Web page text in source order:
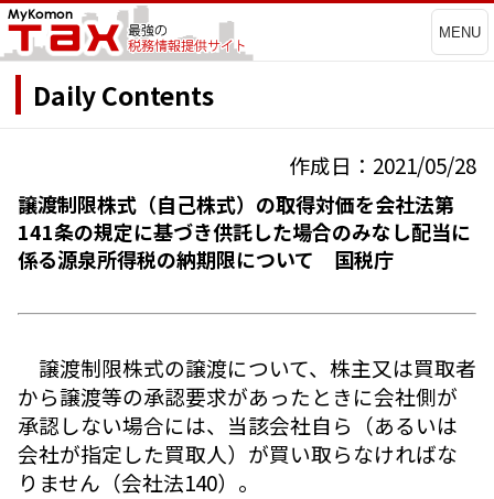
MENU
Daily Contents
作成日：2021/05/28
譲渡制限株式（自己株式）の取得対価を会社法第
141条の規定に基づき供託した場合のみなし配当に
係る源泉所得税の納期限について 国税庁
譲渡制限株式の譲渡について、株主又は買取者
から譲渡等の承認要求があったときに会社側が
承認しない場合には、当該会社自ら（あるいは
会社が指定した買取人）が買い取らなければな
りません（会社法140）。